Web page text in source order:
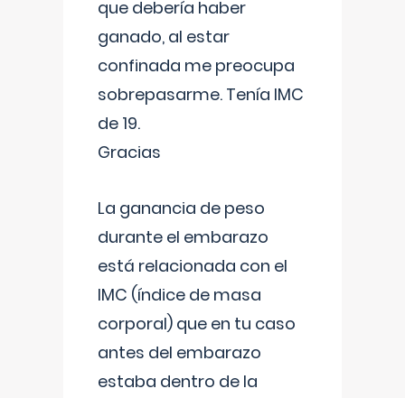
que debería haber
ganado, al estar
confinada me preocupa
sobrepasarme. Tenía IMC
de 19.
Gracias
La ganancia de peso
durante el embarazo
está relacionada con el
IMC (índice de masa
corporal) que en tu caso
antes del embarazo
estaba dentro de la